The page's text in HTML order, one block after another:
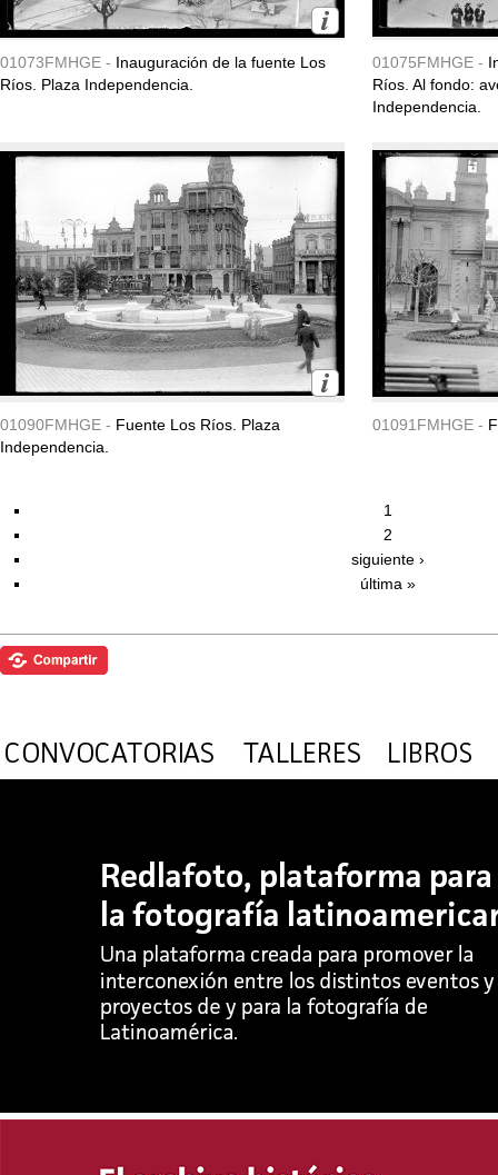
01073FMHGE - Inauguración de la fuente Los
Ríos. Plaza Independencia.
01075FMHGE -
Ríos. Al fondo:
Independencia.
01090FMHGE - Fuente Los Ríos. Plaza
Independencia.
01091FMHGE -
1
2
siguiente ›
última »